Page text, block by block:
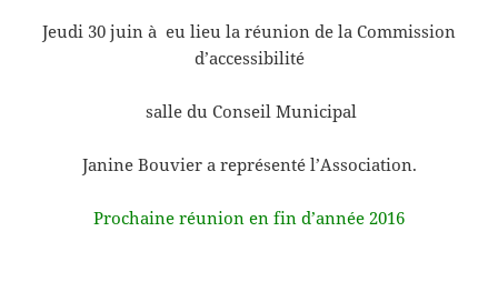
Jeudi 30 juin à eu lieu la réunion de la Commission
d’accessibilité
salle du Conseil Municipal
Janine Bouvier a représenté l’Association.
Prochaine réunion en fin d’année 2016